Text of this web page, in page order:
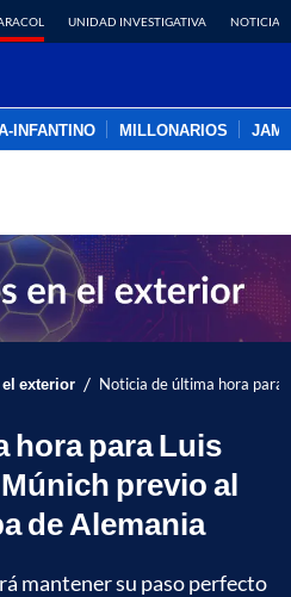
UNIDAD INVESTIGATIVA NOTICIAS
INFANTINO MILLONARIOS
exterior / Noticia de última hora para
hora para Luis
previo al
de Alemania
mantener su paso perfecto